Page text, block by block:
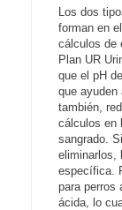
Los dos
forman en
cálculos de
Plan UR
que el pH
que ayuden
también,
cálculos en
sangrado.
eliminarlos,
específica.
para perros
ácida, lo